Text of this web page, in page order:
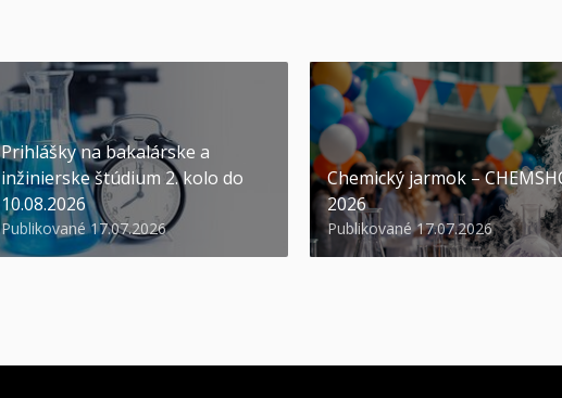
Prihlášky na bakalárske a
inžinierske štúdium 2. kolo do
10.08.2026
Publikované 17.07.2026
Chemický jarmok –
2026
Publikované 17.07.2026